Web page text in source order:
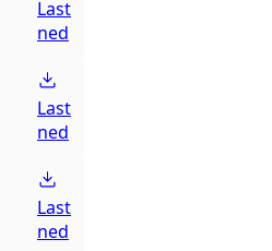
Last
ned
Last
ned
Last
ned